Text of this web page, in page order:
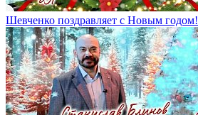
Шевченко поздравляет с Новым годом!